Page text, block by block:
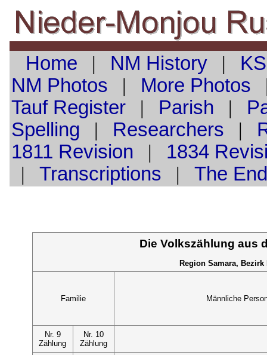
Home | NM History|
NM Photos | More Photos
TaufRegister| Parish |
Spelling | Researchers |
1811 Revision | 1834
| Transcriptions | The End
Die Volkszählung aus
Region Samara,
Familie Männliche
Nr. 9
Zählung
Nr. 10
Zählung